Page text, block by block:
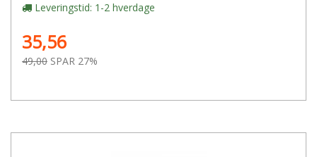
Leveringstid: 1-2 hverdage
35,56
49,00 SPAR 27%